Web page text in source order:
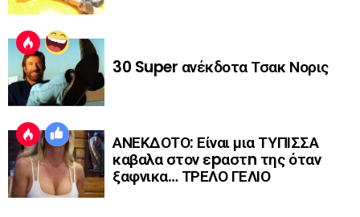
30 Super ανέκδοτα Τσακ Νορις
ΑΝΕΚΔΟΤΟ: Είναι μια ΤΥΠΙΣΣΑ
καβαλα στον εpαστn της όταν
ξαφνικα… ΤΡΕΛΟ ΓΕΛΙΟ